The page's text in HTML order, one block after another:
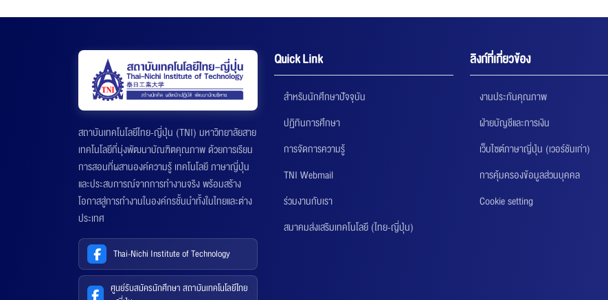
สถาบันเทคโนโลยีไทย-ญี่ปุ่น (TNI) มหาวิทยาลัยสาย
เทคโนโลยีที่มุ่งพัฒนาบัณฑิตคุณภาพ ด้วยการเรียน
การสอนที่ผสานองค์ความรู้ เทคโนโลยี ภาษาญี่ปุ่น
และประสบการณ์จากการทำงานจริง พร้อมสร้าง
โอกาสสู่การทำงานในองค์กรชั้นนำทั้งในไทยและต่าง
ประเทศ
Thai-Nichi Institute of Technology
ศูนย์รับสมัครนักศึกษา สถาบันเทคโนโลยีไทย
Quick Link
สำหรับนักศึกษาปัจจุบัน
ปฏิทินการศึกษา
การจัดการความรู้
TNI Webmail
ร่วมงานกับเรา
สมาคมส่งเสริมเทคโนโลยี (ไทย-ญี่ปุ่น)
ลิงก์ที่เกี่ยวข้อง
งานประกันคุณภาพ
ฝ่ายบัญชีและการเงิน
เว็บไซต์ภาษาญี่ปุ่น (เวอร์ชันเก่า)
การคุ้มครองข้อมูลส่วนบุคคล
Cookie setting